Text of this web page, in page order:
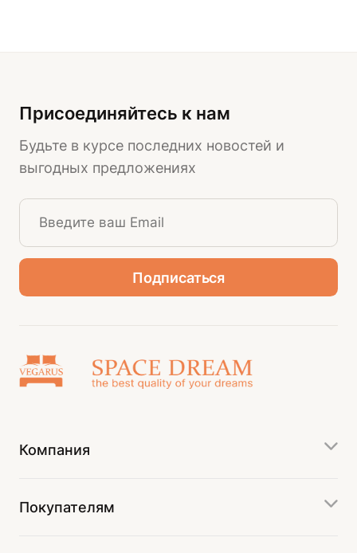
Присоединяйтесь к нам
Будьте в курсе последних новостей и
выгодных предложениях
Компания
Покупателям